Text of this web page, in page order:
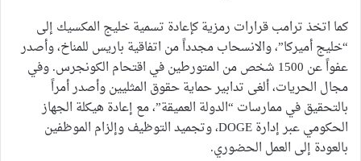
كما اتخذ ترامب قرارات رمزية كإعادة تسمية خليج المكسيك إلى
“خليج أميركا”، والانسحاب مجدداً من اتفاقية باريس للمناخ، وأصدر
عفواً عن 1500 شخص من المتورطين في اقتحام الكونجرس. وفي
مجال الحريات، ألغى تدابير حماية حقوق المثليين وأصدر أمراً
بالتحقيق في ممارسات “الدولة العميقة”، مع إعادة هيكلة الجهاز
الحكومي عبر إدارة DOGE، وتجميد التوظيف وإلزام الموظفين
بالعودة إلى العمل الحضوري.